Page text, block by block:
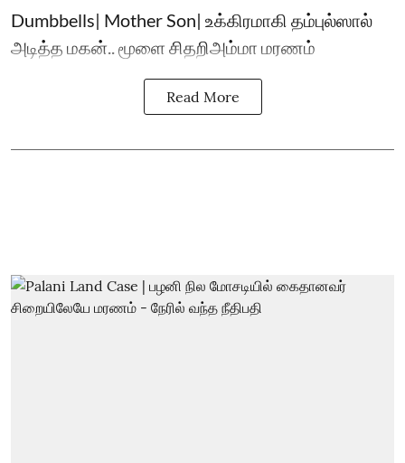
Dumbbells| Mother Son| உக்கிரமாகி தம்புல்ஸால்
அடித்த மகன்.. மூளை சிதறிஅம்மா மரணம்
Read More